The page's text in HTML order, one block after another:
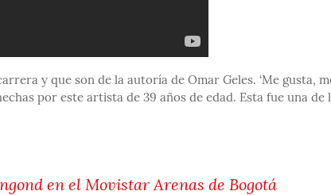
y que son de la autoría de Omar Geles. ‘Me gusta,
por este artista de 39 años de edad. Esta fue una de
en el Movistar Arenas de Bogotá